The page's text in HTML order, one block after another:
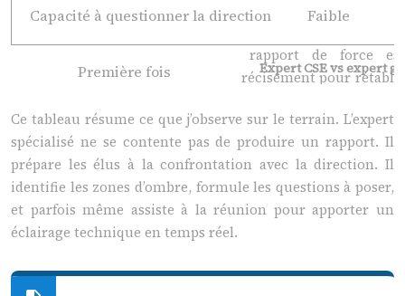
Expert CSE vs expert
Capacité à questionner la direction Faible
Ce tableau résume ce que j’observe sur le terrain. L’expert
spécialisé ne se contente pas de produire un rapport. Il
prépare les élus à la confrontation avec la direction. Il
identifie les zones d’ombre, formule les questions à poser,
et parfois même assiste à la réunion pour apporter un
éclairage technique en temps réel.